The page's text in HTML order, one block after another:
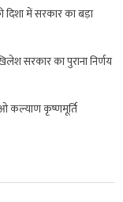
में सरकार का बड़ा
सरकार का पुराना निर्णय
कल्याण कृष्णमूर्ति